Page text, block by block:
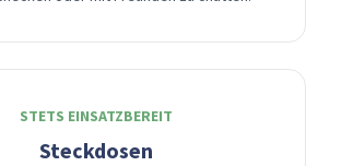
STETS EINSATZBEREIT
Steckdosen